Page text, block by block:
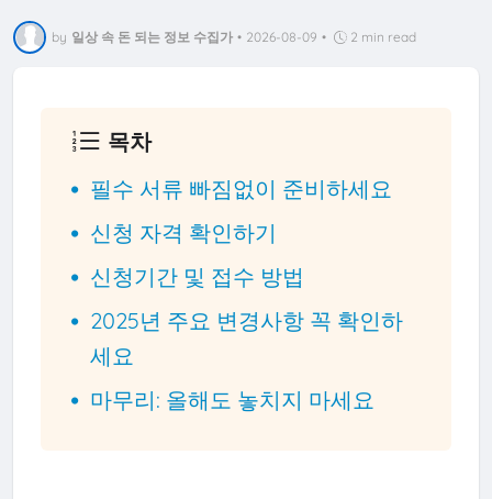
by 일상 속 돈 되는 정보 수집가 • 2026-08-09 • 2 min read
목차
필수 서류 빠짐없이 준비하세요
신청 자격 확인하기
신청기간 및 접수 방법
2025년 주요 변경사항 꼭 확인하
세요
마무리: 올해도 놓치지 마세요